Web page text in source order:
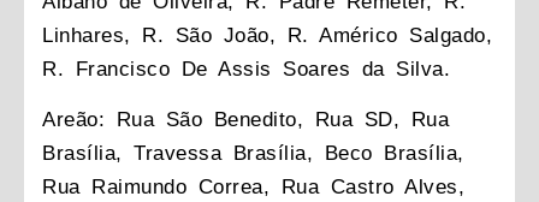
Linhares, R. São João, R. Américo Salgado,
R. Francisco De Assis Soares da Silva.
Areão: Rua São Benedito, Rua SD, Rua
Brasília, Travessa Brasília, Beco Brasília,
Rua Raimundo Correa, Rua Castro Alves,